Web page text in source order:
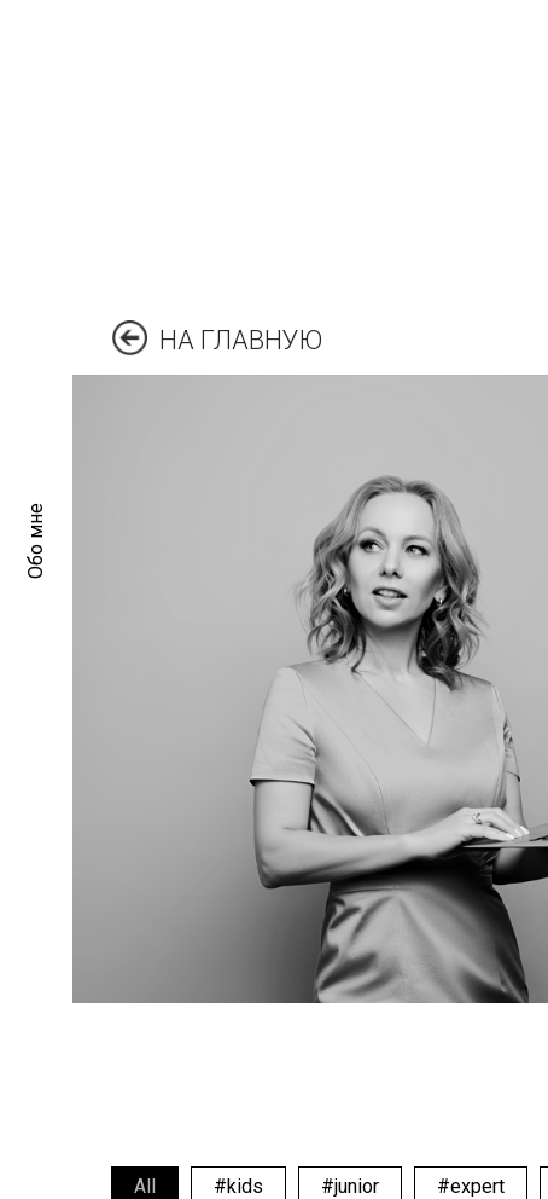
Обо мне
НА ГЛАВНУЮ
All #kids #junior #expert